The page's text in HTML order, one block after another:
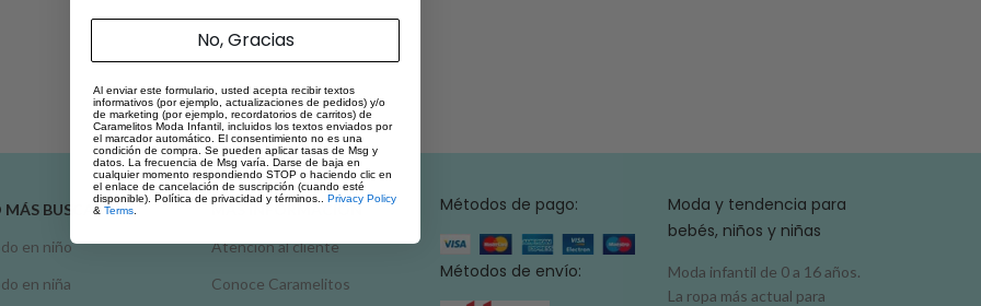
MÁS BUSCADO
en niño
en niña
MÁS INFORMACIÓN
Atención al cliente
Conoce Caramelitos
Métodos de pago:
Métodos de envío:
Moda y tendencia para
bebés, niños y niñas
Moda infantil de 0 a 16 años.
La ropa más actual para
No, Gracias
Al enviar este formulario, usted acepta recibir textos
informativos (por ejemplo, actualizaciones de pedidos) y/o
de marketing (por ejemplo, recordatorios de carritos) de
Caramelitos Moda Infantil, incluidos los textos enviados por
el marcador automático. El consentimiento no es una
condición de compra. Se pueden aplicar tasas de Msg y
datos. La frecuencia de Msg varía. Darse de baja en
cualquier momento respondiendo STOP o haciendo clic en
el enlace de cancelación de suscripción (cuando esté
disponible). Política de privacidad y términos.. Privacy Policy
& Terms